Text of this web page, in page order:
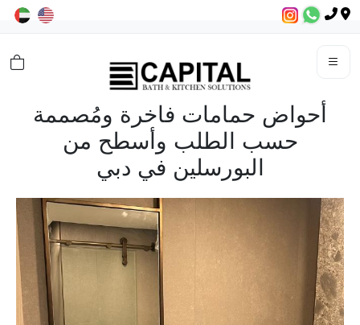
أحواض حمامات فاخرة ومُصممة
حسب الطلب وأسطح من
البورسلين في دبي